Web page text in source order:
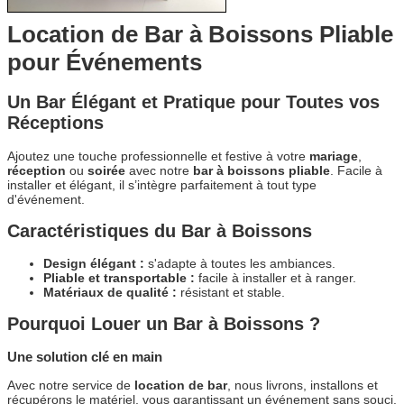
Location de Bar à Boissons Pliable
pour Événements
Un Bar Élégant et Pratique pour Toutes vos
Réceptions
Ajoutez une touche professionnelle et festive à votre mariage
réception ou soirée avec notre bar à boissons pliable . Facile à
installer et élégant, il s’intègre parfaitement à tout type
d'événement.
Caractéristiques du Bar à Boissons
Design élégant : s'adapte à toutes les ambiances.
Pliable et transportable : facile à installer et à ranger.
Matériaux de qualité : résistant et stable.
Pourquoi Louer un Bar à Boissons ?
Une solution clé en main
Avec notre service de location de bar, nous livrons, installons et
récupérons le matériel, vous garantissant un événement sans souci.